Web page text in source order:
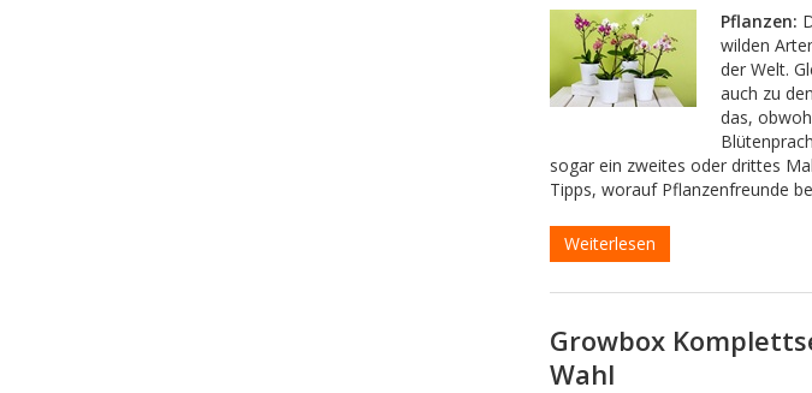
Pflanzen:
wilden
der Welt.
auch zu
das,
sogar ein zweites oder drittes
Tipps, worauf Pflanzenfreunde
Weiterlesen
Growbox
Wahl